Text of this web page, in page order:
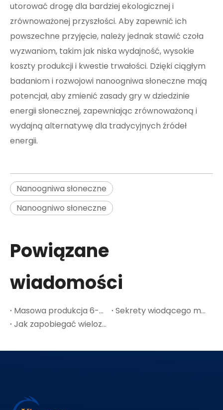
utorować drogę dla bardziej ekologicznej i
zrównoważonej przyszłości. Aby zapewnić ich
powszechne przyjęcie, należy jednak stawić czoła
wyzwaniom, takim jak niska wydajność, wysokie
koszty produkcji i kwestie trwałości. Dzięki ciągłym
badaniom i rozwojowi nanoogniwa słoneczne mają
potencjał, aby zmienić zasady gry w dziedzinie
energii słonecznej, zapewniając zrównoważoną i
wydajną alternatywę dla tradycyjnych źródeł
energii.
Nanoogniwa słoneczne
Nanoogniwo słoneczne
Powiązane
wiadomości
Masowa produkcja 6-calowych płytek GaAs: punkt przegięcia kosztów w przypadku kosmicznej fotowoltaiki
Sekrety wiodącego materiału półprzewodnikowego GaAs-A
Jak zapobiegać wielozłączowym pęknięciom ogniw słonecznych w cienkich płytkach Ge